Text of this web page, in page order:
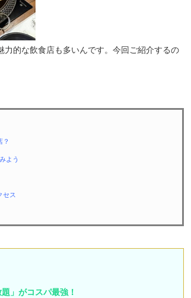
的な飲食店も多いんです。今回ご紹介するの
？
よう
セス
」がコスパ最強！